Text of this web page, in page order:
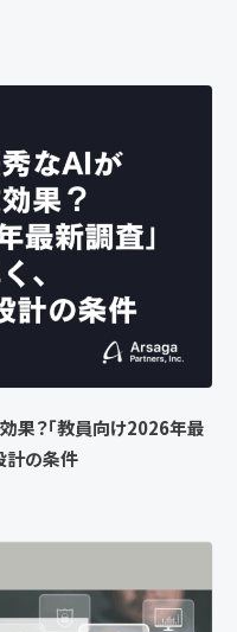
果？「教員向け2026年最
計の条件